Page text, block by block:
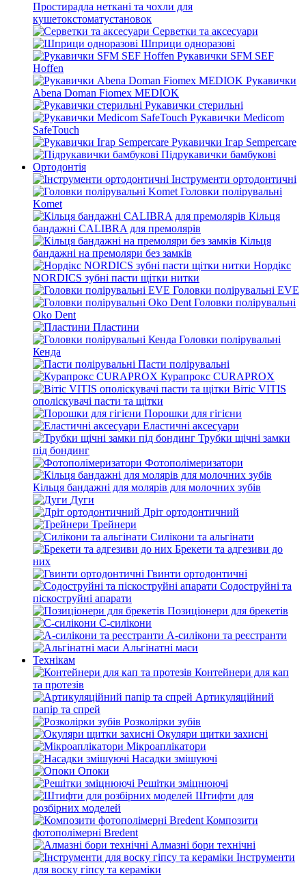
Простирадла неткані та чохли для
кушетокстоматустановок
Серветки та аксесуари
Шприци одноразові
Рукавички SFM SEF
Hoffen
Рукавички
Abena Doman Fiomex MEDIOK
Рукавички стерильні
Рукавички Medicom
SafeTouch
Рукавички Ігар Sempercare
Підрукавички бамбукові
Ортодонтія
Інструменти ортодонтичні
Головки полірувальні
Komet
Кільця
бандажні CALIBRA для премолярів
Кільця
бандажні на премоляри без замків
Нордікс
NORDICS зубні пасти щітки нитки
Головки полірувальні EVE
Головки полірувальні
Oko Dent
Пластини
Головки полірувальні
Кенда
Пасти полірувальні
Курапрокс CURAPROX
Вітіс VITIS
ополіскувачі пасти та щітки
Порошки для гігієни
Еластичні аксесуари
Трубки щічні замки
під бондинг
Фотополімеризатори
Кільця бандажні для молярів для молочних зубів
Дуги
Дріт ортодонтичний
Трейнери
Силікони та альгінати
Брекети та адгезиви до
них
Гвинти ортодонтичні
Содоструйні та
піскоструйні апарати
Позиціонери для брекетів
С-силікони
А-силікони та реєстранти
Альгінатні маси
Технікам
Контейнери для кап
та протезів
Артикуляційний
папір та спрей
Розколірки зубів
Окуляри щитки захисні
Мікроаплікатори
Насадки змішуючі
Опоки
Решітки зміцнюючі
Штифти для
розбірних моделей
Композити
фотополімерні Bredent
Алмазні бори технічні
Інструменти
для воску гіпсу та кераміки